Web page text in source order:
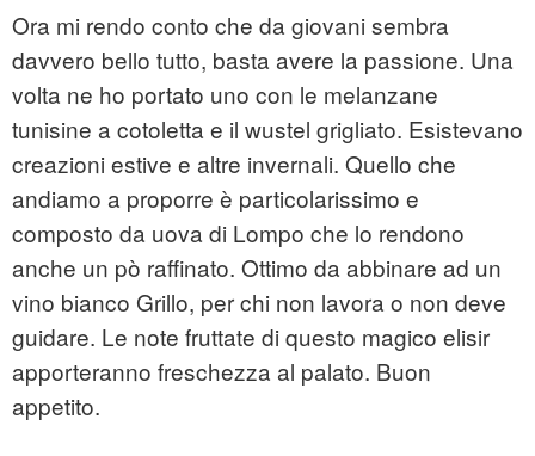
Ora mi rendo conto che da giovani sembra
davvero bello tutto, basta avere la passione. Una
volta ne ho portato uno con le melanzane
tunisine a cotoletta e il wustel grigliato. Esistevano
creazioni estive e altre invernali. Quello che
andiamo a proporre è particolarissimo e
composto da uova di Lompo che lo rendono
anche un pò raffinato. Ottimo da abbinare ad un
vino bianco Grillo, per chi non lavora o non deve
guidare. Le note fruttate di questo magico elisir
apporteranno freschezza al palato. Buon
appetito.